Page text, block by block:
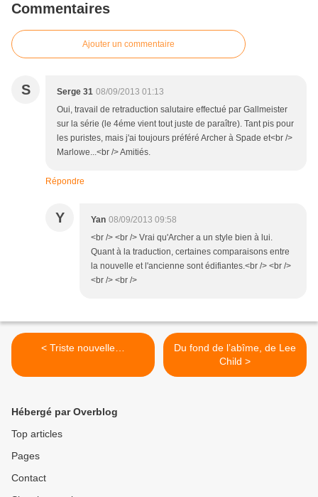
Commentaires
Ajouter un commentaire
S Serge 31 08/09/2013 01:13
Oui, travail de retraduction salutaire effectué par Gallmeister
sur la série (le 4éme vient tout juste de paraître). Tant pis pour
les puristes, mais j'ai toujours préféré Archer à Spade et<br />
Marlowe...<br /> Amitiés.
Répondre
Y Yan 08/09/2013 09:58
<br /> <br /> Vrai qu'Archer a un style bien à lui.
Quant à la traduction, certaines comparaisons entre
la nouvelle et l'ancienne sont édifiantes.<br /> <br />
<br /> <br />
< Triste nouvelle…
Du fond de l’abîme, de Lee
Child >
Hébergé par Overblog
Top articles
Pages
Contact